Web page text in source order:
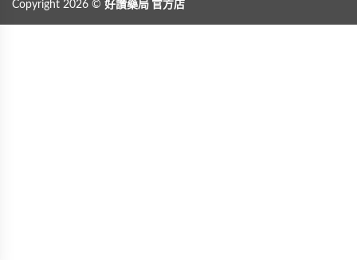
Visa PayPalStripe MasterCardCash On Delivery
Copyright 2026 © 好讚藥局 官方店